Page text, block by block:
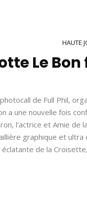
HAUTE
Le
photocall de Full Phil,
a une nouvelle fois
l’actrice et Amie
graphique et
éclatante de la